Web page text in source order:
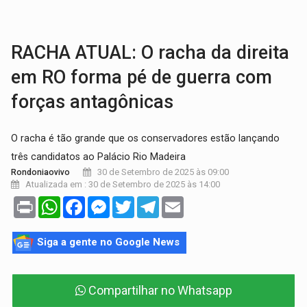
RACHA ATUAL: O racha da direita
em RO forma pé de guerra com
forças antagônicas
O racha é tão grande que os conservadores estão lançando
três candidatos ao Palácio Rio Madeira
Rondoniaovivo
30 de Setembro de 2025 às 09:00
Atualizada em : 30 de Setembro de 2025 às 14:00
Print WhatsAppFacebookMessenger
TwitterTelegram
Siga a gente no Google News
Compartilhar no Whatsapp